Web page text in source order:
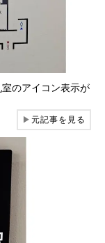
のアイコン表示が
▶元記事を見る